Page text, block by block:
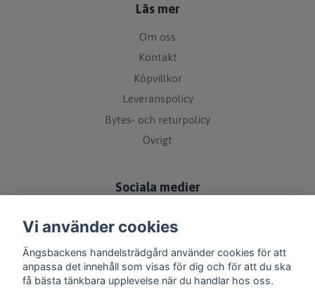
Läs mer
Om oss
Kontakt
Köpvillkor
Leveranspolicy
Bytes- och returpolicy
Övrigt
Sociala medier
Vi använder cookies
Ängsbackens handelsträdgård använder cookies för att
anpassa det innehåll som visas för dig och för att du ska
få bästa tänkbara upplevelse när du handlar hos oss.